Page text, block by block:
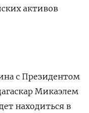
активов
с Президентом
Микаэлем
находиться ‌в